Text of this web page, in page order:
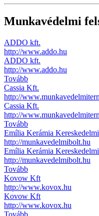
Munkavédelmi
ADDO kft.
http://www.addo.hu
ADDO kft.
http://www.addo.hu
Tovább
Cassia Kft.
http://
Cassia Kft.
http://
Tovább
Emília Kerámia
http://munkavedelmibolt.hu
Emília Kerámia
http://munkavedelmibolt.hu
Tovább
Kovow Kft
http://www.kovox.hu
Kovow Kft
http://www.kovox.hu
Tovább